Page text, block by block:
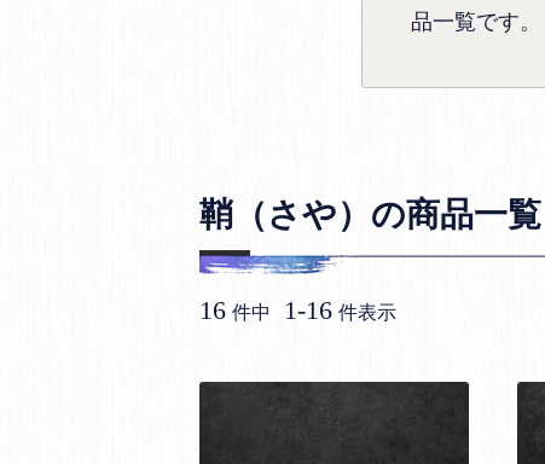
品一覧です。
鞘（さや）の商品一覧
16 件中 1-16 件表示